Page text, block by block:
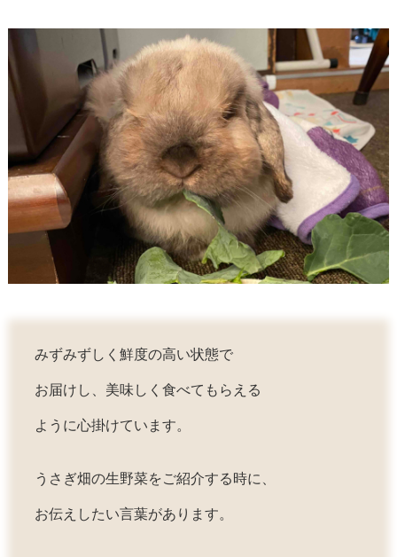
みずみずしく鮮度の高い状態で
お届けし、美味しく食べてもらえる
ように心掛けています。
うさぎ畑の生野菜をご紹介する時に、
お伝えしたい言葉があります。